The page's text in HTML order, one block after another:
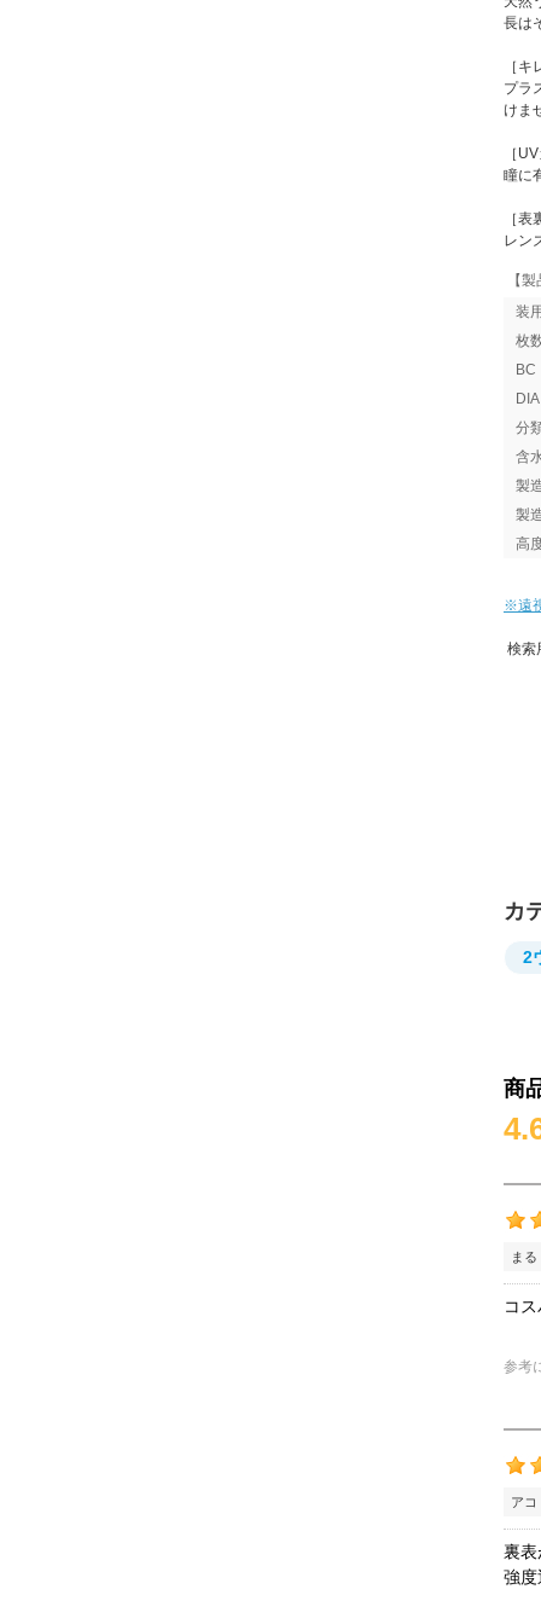
長は
［
プラ
けま
［
瞳に
［
レン
【
装
枚
BC
分
含
製
製
高
※遠
検索
カ
2
商
ま
コ
参考
ア
裏表
強度